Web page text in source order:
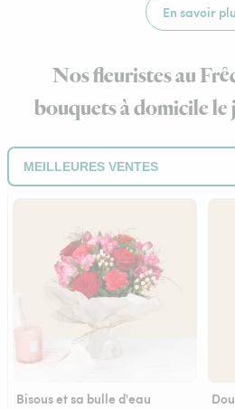
En savoir
Nos fleuristes au
bouquets à domicile
Bisous et sa bulle d'eau